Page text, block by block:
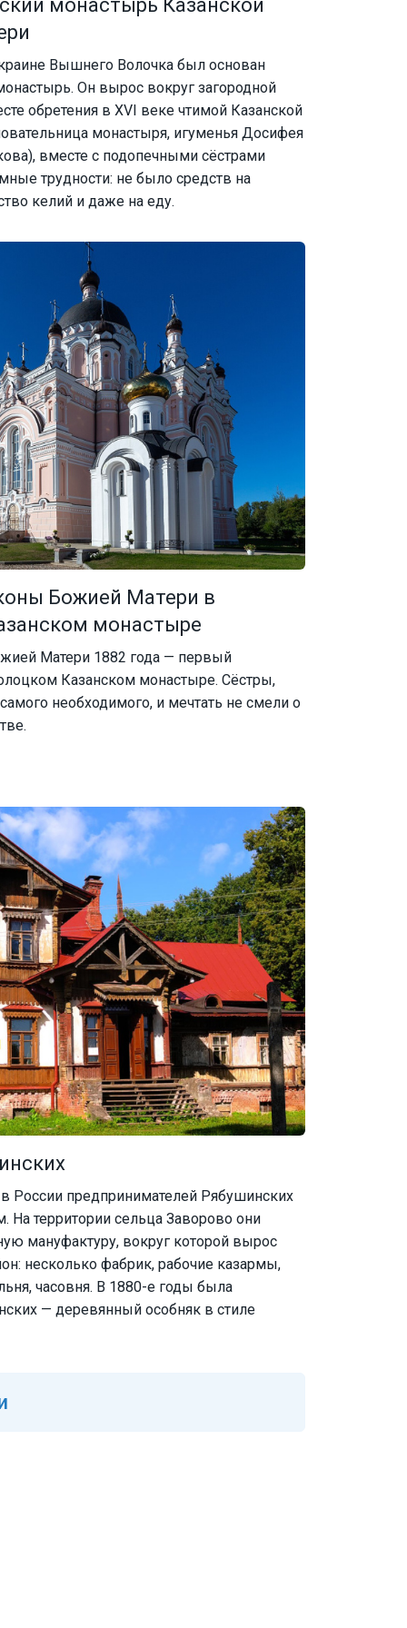
монастырь Казанской
Вышнего Волочка был основан
Он вырос вокруг загородной
обретения в XVI веке чтимой Казанской
монастыря, игуменья Досифея
вместе с подопечными сёстрами
трудности: не было средств на
келий и даже на еду.
Божией Матери в
монастыре
Матери 1882 года — первый
Казанском монастыре. Сёстры,
необходимого, и мечтать не смели о
России предпринимателей Рябушинских
территории сельца Заворово они
мануфактуру, вокруг которой вырос
несколько фабрик, рабочие казармы,
часовня. В 1880-е годы была
— деревянный особняк в стиле